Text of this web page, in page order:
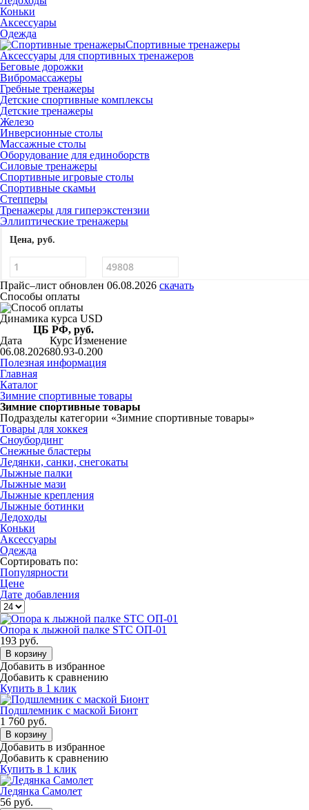
Коньки
Аксессуары
Одежда
Спортивные тренажеры
Аксессуары для спортивных тренажеров
Беговые дорожки
Вибромассажеры
Гребные тренажеры
Детские спортивные комплексы
Детские тренажеры
Железо
Инверсионные столы
Массажные столы
Оборудование для единоборств
Силовые тренажеры
Спортивные игровые столы
Спортивные скамьи
Степперы
Тренажеры для гиперэкстензии
Эллиптические тренажеры
Цена, руб.
Прайс–лист обновлен 06.08.2026 скачать
Способы оплаты
Динамика курса USD
ЦБ РФ, руб.
Дата
КурсИзменение
06.08.202680.93-0.200
Полезная информация
Главная
Каталог
Зимние спортивные товары
Зимние спортивные товары
Подразделы категории «Зимние спортивные товары»
Товары для хоккея
Сноубординг
Снежные бластеры
Ледянки, санки, снегокаты
Лыжные палки
Лыжные мази
Лыжные крепления
Лыжные ботинки
Ледоходы
Коньки
Аксессуары
Одежда
Сортировать по:
Популярности
Цене
Дате добавления
Опора к лыжной палке STC ОП-01
193 руб.
В корзину
Добавить в избранное
Добавить к сравнению
Купить в 1 клик
Подшлемник с маской Бионт
1 760 руб.
В корзину
Добавить в избранное
Добавить к сравнению
Купить в 1 клик
Ледянка Самолет
56 руб.